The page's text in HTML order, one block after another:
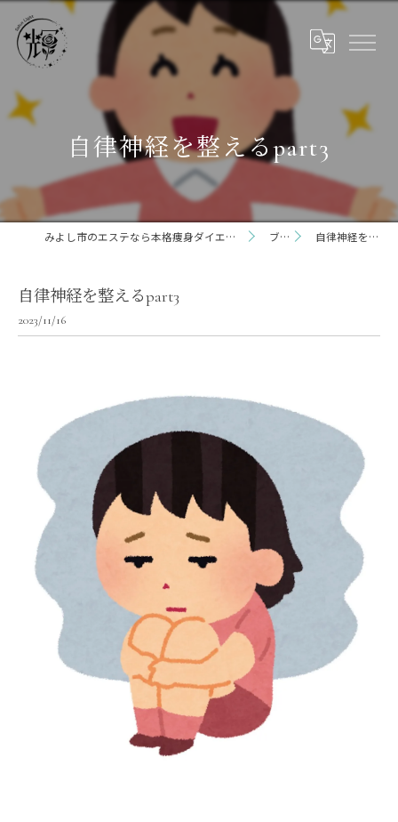
自律神経を整えるpart3
みよし市のエステなら本格痩身ダイエット専門サロン輝 らいと 三好店 ブログ 自律神経を整えるpart3
自律神経を整えるpart3
2023/11/16